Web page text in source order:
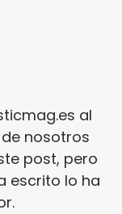
al
nosotros
post, pero
escrito lo ha